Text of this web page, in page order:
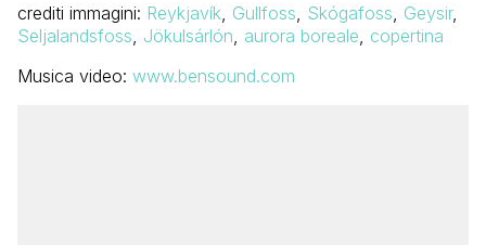
crediti immagini: Reykjavík Gullfoss Skógafoss Geysir,
Seljalandsfoss Jökulsárlón aurora boreale copertina
Musica video: www.bensound.com